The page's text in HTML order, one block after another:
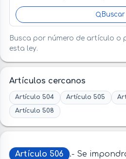
Buscar
Busca por número de artículo o
esta ley.
Artículos cercanos
Artículo 504 Artículo 505
Artículo 508
Artículo 506
.- Se